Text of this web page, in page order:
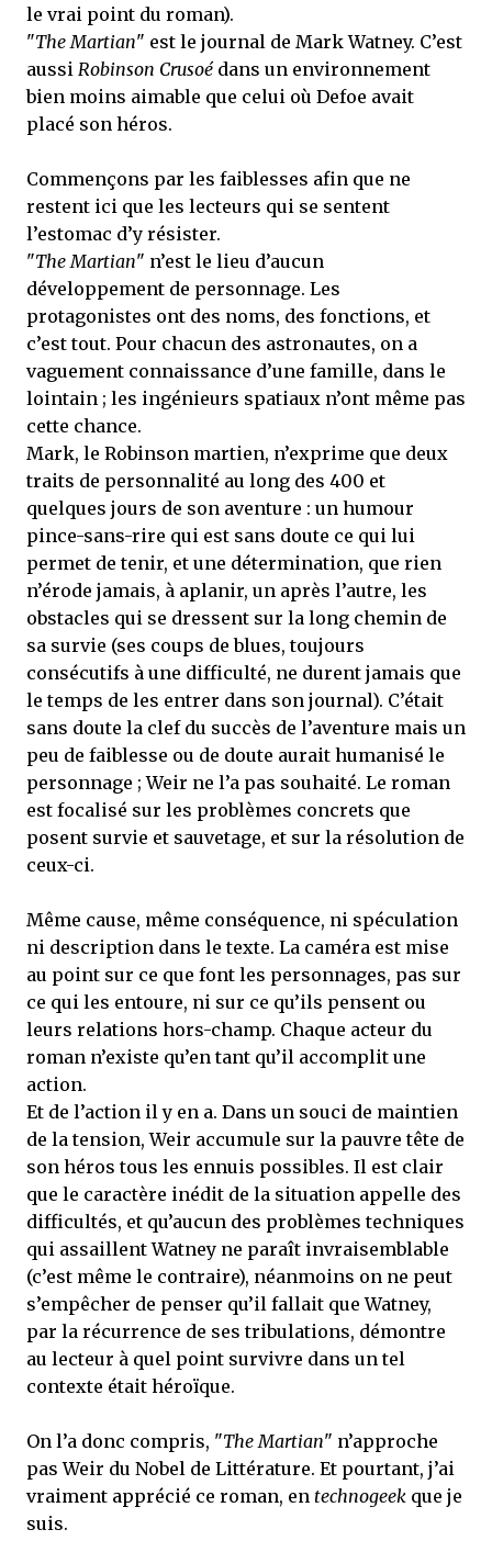
le vrai point du roman).
"The Martian" est le journal de Mark Watney. C’est
aussi Robinson Crusoédans un environnement
bien moins aimable que celui où Defoe avait
placé son héros.
Commençons par les faiblesses afin que ne
restent ici que les lecteurs qui se sentent
l’estomac d’y résister.
"The Martian" n’est le lieu d’aucun
développement de personnage. Les
protagonistes ont des noms, des fonctions, et
c’est tout. Pour chacun des astronautes, on a
vaguement connaissance d’une famille, dans le
lointain ; les ingénieurs spatiaux n’ont même pas
cette chance.
Mark, le Robinson martien, n’exprime que deux
traits de personnalité au long des 400 et
quelques jours de son aventure : un humour
pince-sans-rire qui est sans doute ce qui lui
permet de tenir, et une détermination, que rien
n’érode jamais, à aplanir, un après l’autre, les
obstacles qui se dressent sur la long chemin de
sa survie (ses coups de blues, toujours
consécutifs à une difficulté, ne durent jamais que
le temps de les entrer dans son journal). C’était
sans doute la clef du succès de l’aventure mais un
peu de faiblesse ou de doute aurait humanisé le
personnage ; Weir ne l’a pas souhaité. Le roman
est focalisé sur les problèmes concrets que
posent survie et sauvetage, et sur la résolution de
ceux-ci.
Même cause, même conséquence, ni spéculation
ni description dans le texte. La caméra est mise
au point sur ce que font les personnages, pas sur
ce qui les entoure, ni sur ce qu’ils pensent ou
leurs relations hors-champ. Chaque acteur du
roman n’existe qu’en tant qu’il accomplit une
action.
Et de l’action il y en a. Dans un souci de maintien
de la tension, Weir accumule sur la pauvre tête de
son héros tous les ennuis possibles. Il est clair
que le caractère inédit de la situation appelle des
difficultés, et qu’aucun des problèmes techniques
qui assaillent Watney ne paraît invraisemblable
(c’est même le contraire), néanmoins on ne peut
s’empêcher de penser qu’il fallait que Watney,
par la récurrence de ses tribulations, démontre
au lecteur à quel point survivre dans un tel
contexte était héroïque.
On l’a donc compris, "The Martian" n’approche
pas Weir du Nobel de Littérature. Et pourtant, j’ai
vraiment apprécié ce roman, en technogeek que je
suis.